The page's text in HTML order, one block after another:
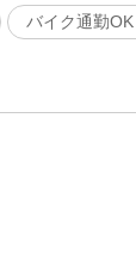
バイク通勤OK